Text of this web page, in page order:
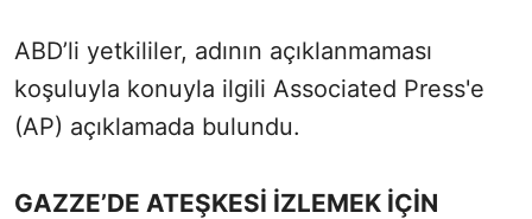
ABD’li yetkililer, adının açıklanmaması
koşuluyla konuyla ilgili Associated Press'e
(AP) açıklamada bulundu.
GAZZE’DE ATEŞKESİ İZLEMEK İÇİN